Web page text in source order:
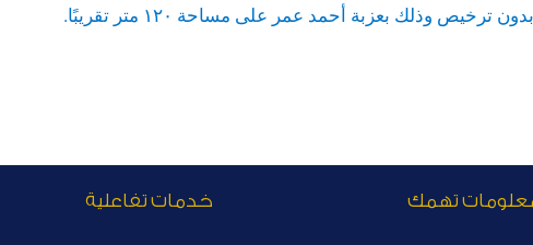
وذلك بعزبة أحمد عمر على مساحة ١٢٠ متر تقريبًا.
تهمك خدمات تفاعلية